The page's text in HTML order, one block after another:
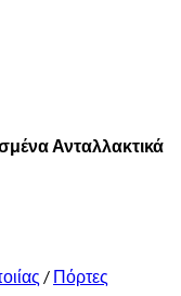
Ανταλλακτικά
/ Πόρτες